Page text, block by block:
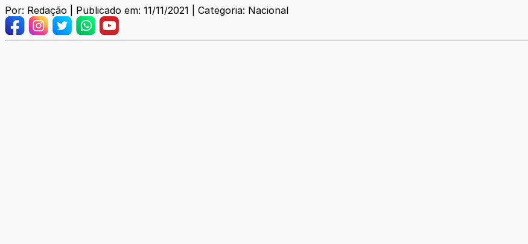
Por: Redação | Publicado em: 11/11/2021 | Categoria: Nacional